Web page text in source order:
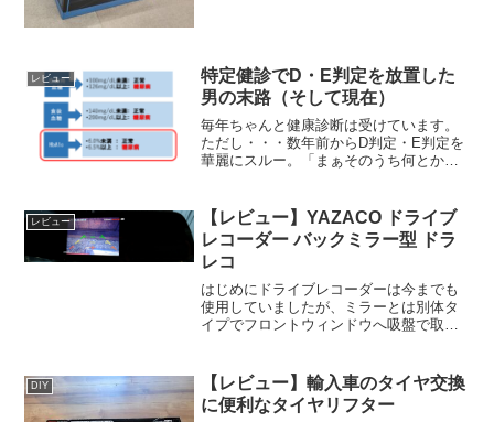
メラを3台設置するより...
レビュー
特定健診でD・E判定を放置した
男の末路（そして現在）
毎年ちゃんと健康診断は受けています。
ただし・・・数年前からD判定・E判定を
華麗にスルー。「まぁそのうち何とかな
健保協会から赤紙（2通）が到着。いやも
うこれ、「そろそろ病...
レビュー
【レビュー】YAZACO ドライブ
レコーダー バックミラー型 ドラ
レコ
はじめにドライブレコーダーは今までも
使用していましたが、ミラーとは別体タ
イプでフロントウィンドウへ吸盤で取り
下するという状況に見舞われ、今回バッ
クミラー型への買い換えに...
DIY
【レビュー】輸入車のタイヤ交換
に便利なタイヤリフター